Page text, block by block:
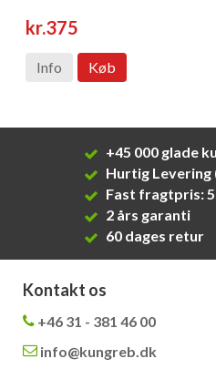
kr.375
Info Køb
+45 000 glade
Hurtig Levering
Fast fragtpris:
2 års garanti
60 dages retur
Kontakt os
+46 31 - 381 46 00
info@kungreb.dk